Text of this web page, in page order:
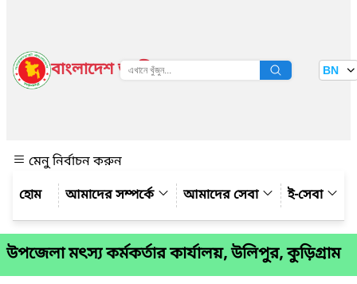
বাংলাদেশ জাতীয় তথ্য বাতায়ন BN
মেনু নির্বাচন করুন
আমাদের সম্পর্কে
আমাদের সেবা ই-সেবা
উপজেলা মৎস্য কর্মকর্তার কার্যালয়, উলিপুর, কুড়িগ্রাম